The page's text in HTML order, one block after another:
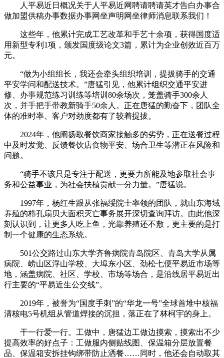
人平易近日概况关于人平易近网聘请聘请英才告白办事合
做加盟供稿办事数据办事网坐声明网坐律师消息联系我们！
这些年，他累计完成工艺改革和手艺十余项，获得国度适
用新型专利1项，颁发国度级论文3篇，累计为企业创效近百万
元。
“做为小组组长，我还会牵头组织培训，提拔骑手的交通
平安学问和配送技术。”唐猛引见，他累计组织交通平安进
修、办事规范练习训练等培训80余场次，笼盖骑手300余人
次，并手把手带教新骑手50余人。正在唐猛的勤奋下，团队全
体的准时率、客户对劲度都有了较着提拔。
2024年，他阐扬取餐饮商家接触多的劣势，正在送餐过程
中及时发觉、反馈餐饮店食物平安、场合卫生等潜正在风险和
问题。
“骑手不该只是专注于配送，更要力所能及地参取社会事
务和公益事业，为社会扶植贡献一分力量。”唐猛说。
1997年，杨红生跟从张福绥院士率领的团队，就山东海域
养殖的栉孔扇贝大面积灭亡事务展开深切查询拜访。由此他深
刻认识到，让更多人吃上鱼，光靠养殖还不敷，更主要的是打
制一个健康的生态系统。
501公交路过山东大学齐鲁病院青岛院区、青岛大学从属
病院、崂山区浮山学校、大埠东小区、劲松七便平易近市场等
地，涵盖病院、社区、学校、市场等场合，是沿线居平易近出
行主要的“平易近生公交线”。
2019年，被誉为“国度手刺”的“华龙一号”全球首堆中核福
清核电5号机组从管道焊接的沉担，落正在了林柯宇的身上。
干一行爱一行。工做中，唐猛边工做边摸索，摸索出不少
提高效率的好点子：工做服内侧贴线图、保温箱分层放置餐
品、保温箱安拆挂钩绑带防止洒餐……同时，他还会自动取其